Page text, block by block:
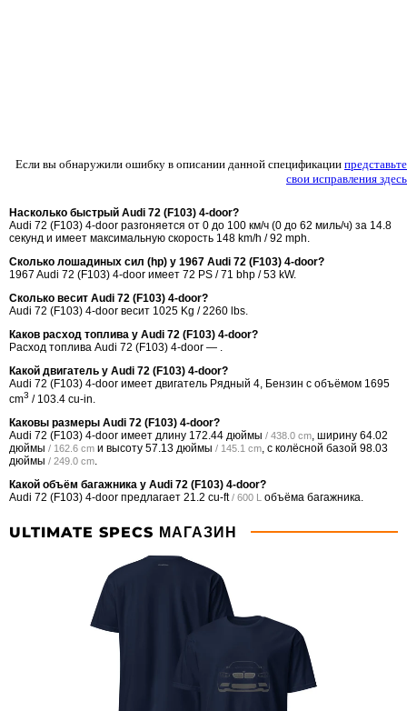
Если вы обнаружили ошибку в описании данной спецификации представьте
свои исправления здесь
Насколько быстрый Audi 72 (F103) 4-door?
Audi 72 (F103) 4-door разгоняется от 0 до 100 км/ч (0 до 62 миль/ч) за 14.8
секунд и имеет максимальную скорость 148 km/h / 92 mph.
Сколько лошадиных сил (hp) у 1967 Audi 72 (F103) 4-door?
1967 Audi 72 (F103) 4-door имеет 72 PS / 71 bhp / 53 kW.
Сколько весит Audi 72 (F103) 4-door?
Audi 72 (F103) 4-door весит 1025 Kg / 2260 lbs.
Каков расход топлива у Audi 72 (F103) 4-door?
Расход топлива Audi 72 (F103) 4-door — .
Какой двигатель у Audi 72 (F103) 4-door?
Audi 72 (F103) 4-door имеет двигатель Рядный 4, Бензин с объёмом 1695
cm3 / 103.4 cu-in.
Каковы размеры Audi 72 (F103) 4-door?
Audi 72 (F103) 4-door имеет длину 172.44 дюймы / 438.0 cm, ширину 64.02
дюймы / 162.6 cm и высоту 57.13 дюймы / 145.1 cm, с колёсной базой 98.03
дюймы / 249.0 cm.
Какой объём багажника у Audi 72 (F103) 4-door?
Audi 72 (F103) 4-door предлагает 21.2 cu-ft / 600 L объёма багажника.
ULTIMATE SPECS МАГАЗИН